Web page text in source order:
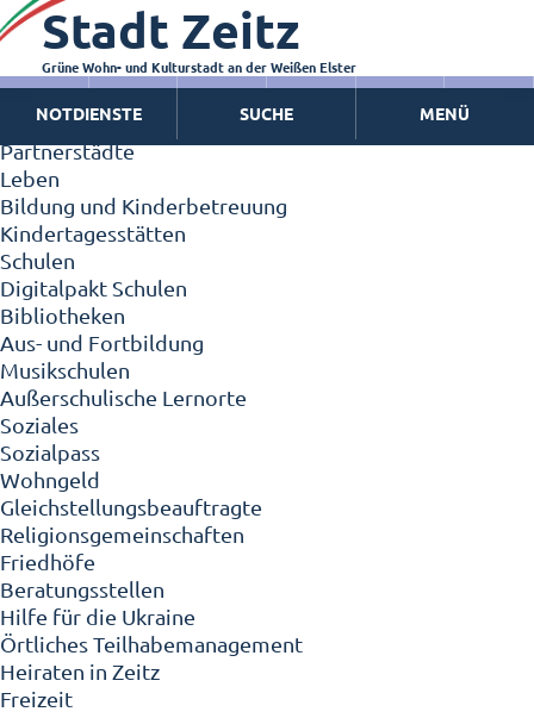
Zeitz - Die Kleinstadt
Willkommen in Zeitz!
Interview mit Oberbürgermeister Christian Thieme
Zeitz - Stadt der Zukunft
Ortschaften
Partnerstädte
Leben
Bildung und Kinderbetreuung
Kindertagesstätten
Schulen
Digitalpakt Schulen
Bibliotheken
Aus- und Fortbildung
Musikschulen
Außerschulische Lernorte
Soziales
Sozialpass
Wohngeld
Gleichstellungsbeauftragte
Religionsgemeinschaften
Friedhöfe
Beratungsstellen
Hilfe für die Ukraine
Örtliches Teilhabemanagement
Heiraten in Zeitz
Freizeit
Stadt Zeitz
Grüne Wohn- und Kulturstadt an der Weißen Elster
NOTDIENSTE SUCHE MENÜ